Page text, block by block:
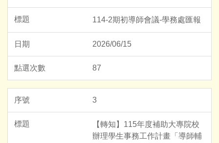
114-2期初導師會議-學務處匯報
2026/06/15
87
3
【轉知】115年度補助大專院校
辦理學生事務工作計畫「導師輔